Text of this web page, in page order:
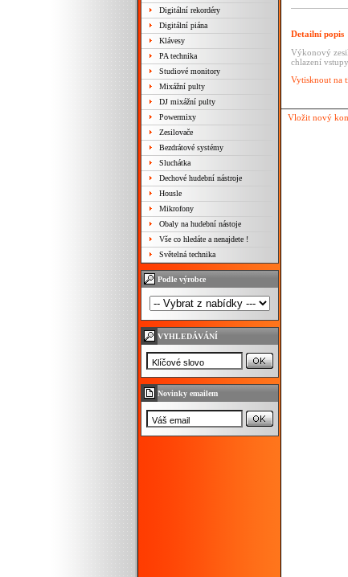
Digitální rekordéry
Digitální piána
Klávesy
PA technika
Studiové monitory
Mixážní pulty
DJ mixážní pulty
Powermixy
Zesilovače
Bezdrátové systémy
Sluchátka
Dechové hudební nástroje
Housle
Mikrofony
Obaly na hudební nástoje
Vše co hledáte a nenajdete !
Světelná technika
Podle výrobce
VYHLEDÁVÁNÍ
Novinky emailem
Detailní popis
Výkonový
chlazení
Vytisknout na
Vložit nový